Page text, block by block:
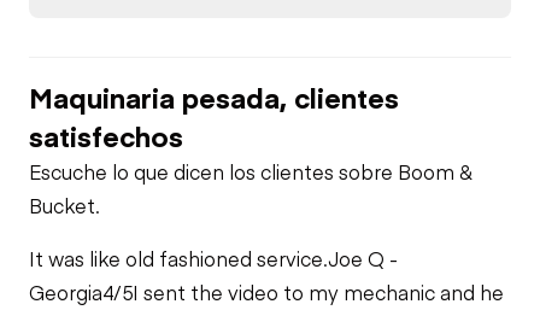
Maquinaria pesada, clientes
satisfechos
Escuche lo que dicen los clientes sobre Boom &
Bucket.
It was like old fashioned service.Joe Q -
Georgia4/5I sent the video to my mechanic and he